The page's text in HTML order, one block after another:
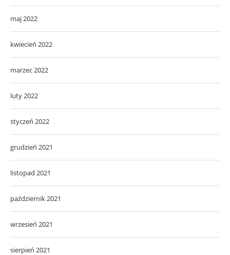
maj 2022
kwiecień 2022
marzec 2022
luty 2022
styczeń 2022
grudzień 2021
listopad 2021
październik 2021
wrzesień 2021
sierpień 2021